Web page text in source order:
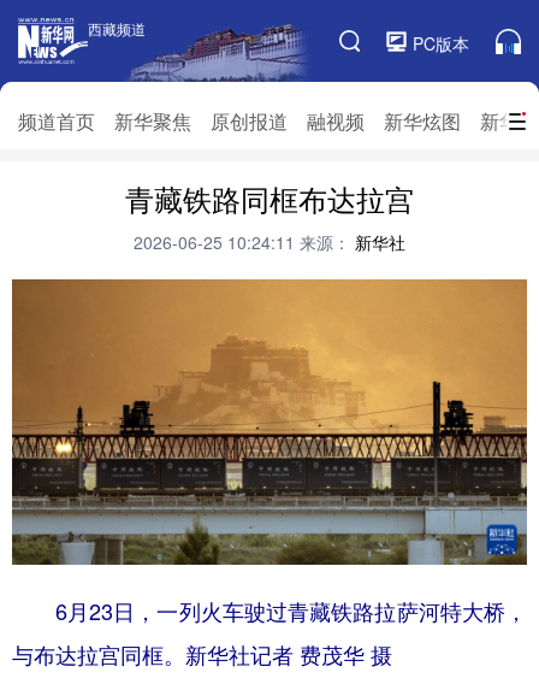
西藏频道
PC版本
频道首页 新华聚焦 原创报道 融视频 新华炫图 新华
西藏频道
频道栏目
新华聚焦 原创报道
新华访谈 新华云直播
青藏铁路同框布达拉宫
2026-06-25 10:24:11 来源： 新华社
6月23日，一列火车驶过青藏铁路拉萨河特大桥，
与布达拉宫同框。新华社记者 费茂华 摄